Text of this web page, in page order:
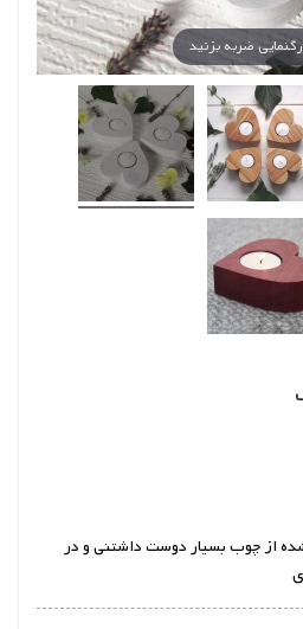
ضربه بزنید
از چوب بسیار دوست داشتنی و در